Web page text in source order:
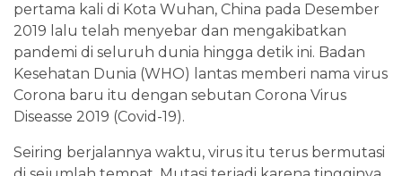
pertama kali di Kota Wuhan, China pada Desember
2019 lalu telah menyebar dan mengakibatkan
pandemi di seluruh dunia hingga detik ini. Badan
Kesehatan Dunia (WHO) lantas memberi nama virus
Corona baru itu dengan sebutan Corona Virus
Diseasse 2019 (Covid-19).
Seiring berjalannya waktu, virus itu terus bermutasi